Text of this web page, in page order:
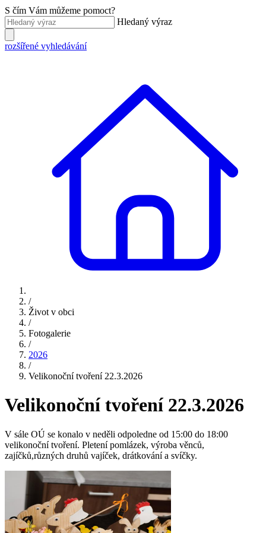
S čím Vám můžeme pomoct?
Hledaný výraz
rozšířené vyhledávání
/
Život v obci
/
Fotogalerie
/
2026
/
Velikonoční tvoření 22.3.2026
Velikonoční tvoření 22.3.2026
V sále OÚ se konalo v neděli odpoledne od 15:00 do 18:00
velikonoční tvoření. Pletení pomlázek, výroba věnců,
zajíčků,různých druhů vajíček, drátkování a svíčky.